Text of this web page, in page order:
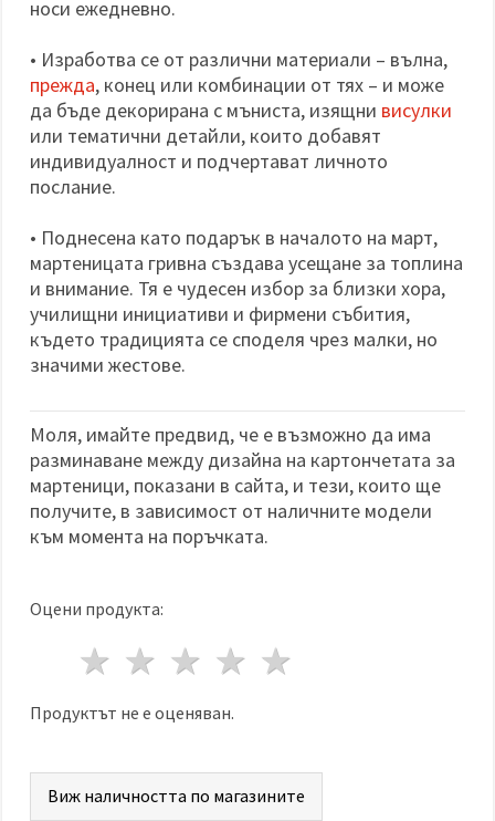
носи ежедневно.
• Изработва се от различни материали – вълна,
прежда, конец или комбинации от тях – и може
да бъде декорирана с мъниста, изящни висулки
или тематични детайли, които добавят
индивидуалност и подчертават личното
послание.
• Поднесена като подарък в началото на март,
мартеницата гривна създава усещане за топлина
и внимание. Тя е чудесен избор за близки хора,
училищни инициативи и фирмени събития,
където традицията се споделя чрез малки, но
значими жестове.
Моля, имайте предвид, че е възможно да има
разминаване между дизайна на картончетата за
мартеници, показани в сайта, и тези, които ще
получите, в зависимост от наличните модели
към момента на поръчката.
Оцени продукта:
4 звезди
3 звезди
2 звезди
1 звезда
Продуктът не е оценяван.
Виж наличността по магазините